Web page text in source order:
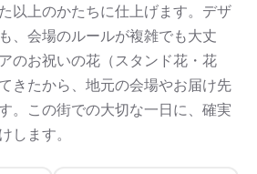
以上のかたちに仕上げます。デザ
、会場のルールが複雑でも大丈
のお祝いの花（スタンド花・花
きたから、地元の会場やお届け先
。この街での大切な一日に、確実
します。